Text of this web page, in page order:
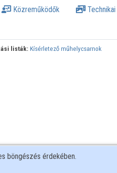
Közreműködők
listák: Kísérletező műhelycsarnok
böngészés érdekében.